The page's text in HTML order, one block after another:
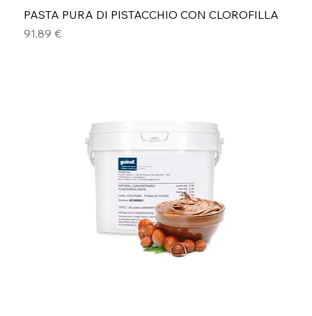
PASTA PURA DI PISTACCHIO CON CLOROFILLA
Prezzo
91,89 €